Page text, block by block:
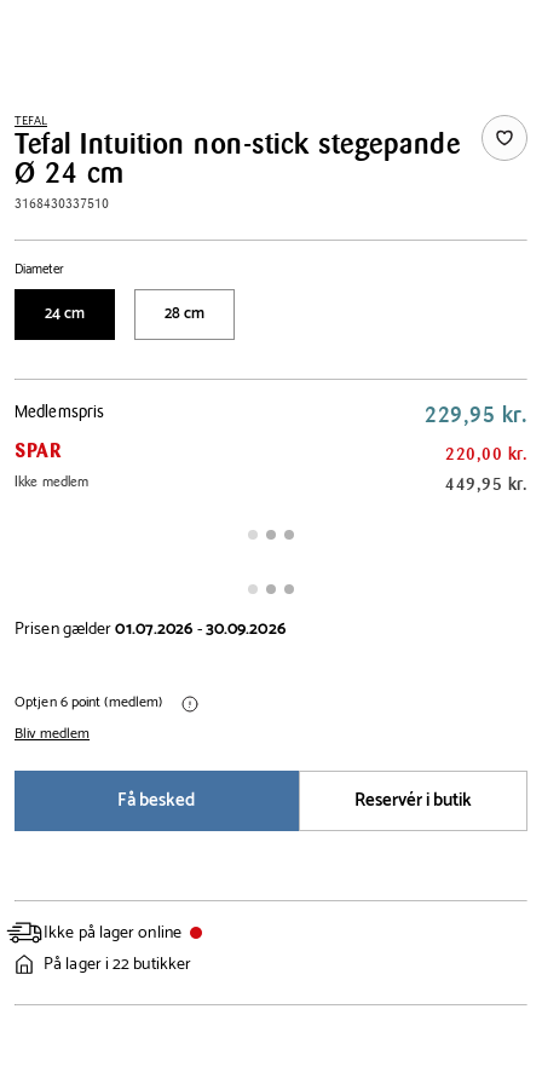
TEFAL
Tefal Intuition non-stick stegepande
Ø 24 cm
3168430337510
Diameter
24 cm 28 cm
Pris
tabel
Medlemspris 229,95 kr.
SPAR 220,00 kr.
Ikke medlem 449,95 kr.
Prisen gælder01.07.2026-30.09.2026
Optjen 6 point (medlem)
Bliv medlem
Få besked Reservér i butik
Ikke på lager online
På lager i 22 butikker